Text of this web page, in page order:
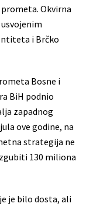
Okvirna
i Brčko
Bosne i
BiH podnio
zapadnog
ove godine, na
strategija ne
130 miliona
je bilo dosta, ali